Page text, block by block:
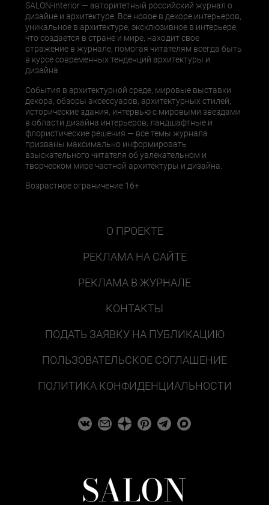
SALON-interior — авторитетный российский журнал о
дизайне и архитектуре. Все новое в декоре интерьеров,
уникальное в архитектуре, эксклюзивное в интерьере,
что создается в стране и мире, находит свое
отражение в журнале, помогая читателям всегда быть
в курсе современных тенденций архитектуры и
дизайна.
События в архитектурной среде, мировые выставки
декора, обзоры аксессуаров, архитектурных стилей,
исторические здания, интервью с мировыми звездами
в области дизайна интерьеров, ландшафтные и
флористические решения — все темы журнала
призваны максимально информировать
взыскательного читателя об увлекательном и
творческом мире частной архитектуры и дизайна.
Возрастное ограничение 16+
О ПРОЕКТЕ
РЕКЛАМА НА САЙТЕ
РЕКЛАМА В ЖУРНАЛЕ
КОНТАКТЫ
ПОДАТЬ ЗАЯВКУ НА ПУБЛИКАЦИЮ
ПОЛЬЗОВАТЕЛЬСКОЕ СОГЛАШЕНИЕ
ПОЛИТИКА КОНФИДЕНЦИАЛЬНОСТИ